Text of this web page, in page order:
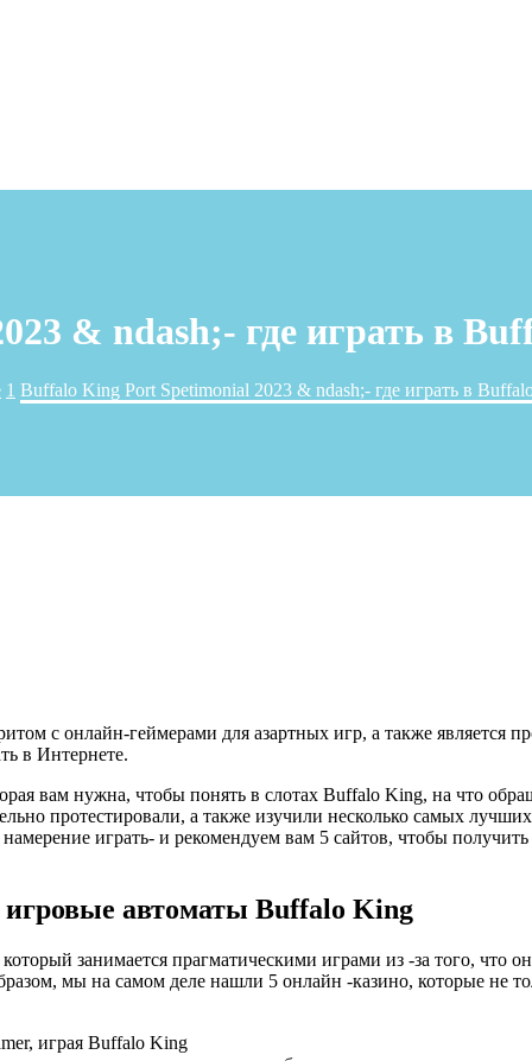
& ndash;- где играть в
1 Buffalo King Port Spetimonial 2023 & ndash;- где играть в
с онлайн-геймерами для азартных игр, а также является
в Интернете.
вам нужна, чтобы понять в слотах Buffalo King, на что
протестировали, а также изучили несколько самых
играть- и рекомендуем вам 5 сайтов, чтобы
автоматы Buffalo King
занимается прагматическими играми из -за того, что он
мы на самом деле нашли 5 онлайн -казино, которые не
играя Buffalo King